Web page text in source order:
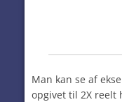
Man kan se af
opgivet til 2X reelt